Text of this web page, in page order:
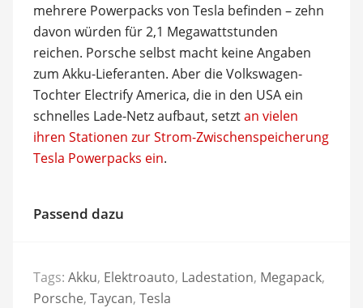
mehrere Powerpacks von Tesla befinden – zehn
davon würden für 2,1 Megawattstunden
reichen. Porsche selbst macht keine Angaben
zum Akku-Lieferanten. Aber die Volkswagen-
Tochter Electrify America, die in den USA ein
schnelles Lade-Netz aufbaut, setztan vielen
ihren Stationen zur Strom-Zwischenspeicherung
Tesla Powerpacks ein.
Passend dazu
Tags: Akku, Elektroauto, Ladestation, Megapack,
Porsche, Taycan, Tesla